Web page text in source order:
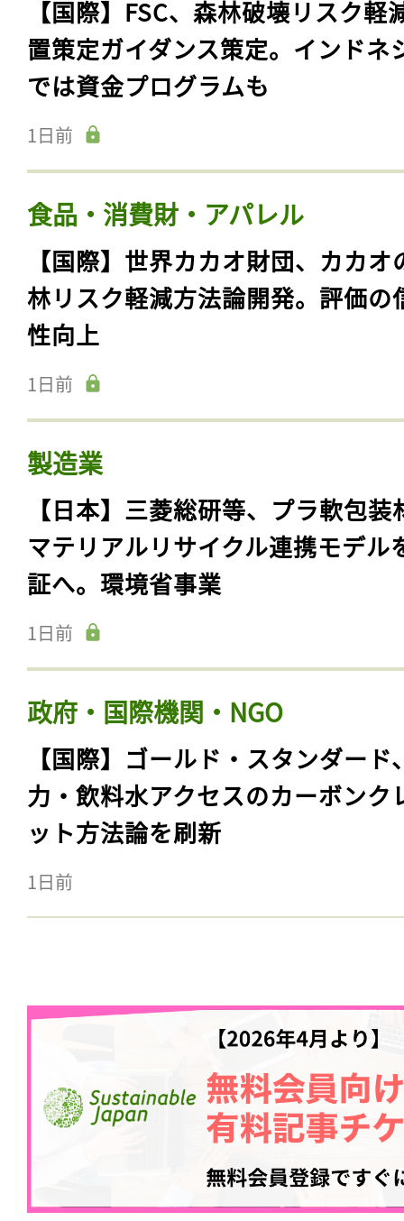
【国際】FSC、森林破壊リスク軽
置策定ガイダンス策定。インドネ
では資金プログラムも
1日前
食品・消費財・アパレル
【国際】世界カカオ財団、カカオ
林リスク軽減方法論開発。評価の
性向上
1日前
製造業
【日本】三菱総研等、プラ軟包装
マテリアルリサイクル連携モデル
証へ。環境省事業
1日前
政府・国際機関・NGO
【国際】ゴールド・スタンダード
力・飲料水アクセスのカーボンク
ット方法論を刷新
1日前